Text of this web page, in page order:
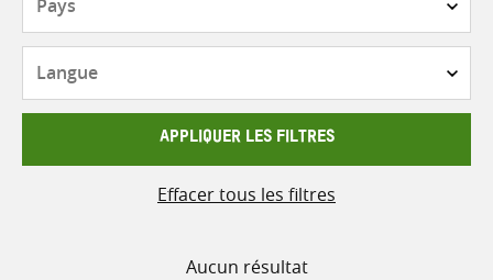
APPLIQUER LES FILTRES
Effacer tous les filtres
Aucun résultat